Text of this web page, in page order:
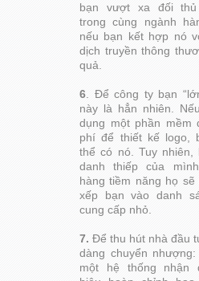
bạn vượt xa đối thủ
trong cùng ngành
nếu bạn kết hợp nó
dịch truyền thông
quả.
6 . Để công ty bạn
này là hẳn nhiên.
dụng một phần mềm
phí để thiết kế logo,
thể có nó. Tuy nhiên,
danh thiếp của
hàng tiềm năng họ
xếp bạn vào danh
cung cấp nhỏ.
7. Để thu hút nhà đầu
dàng chuyển
một hệ thống nhận